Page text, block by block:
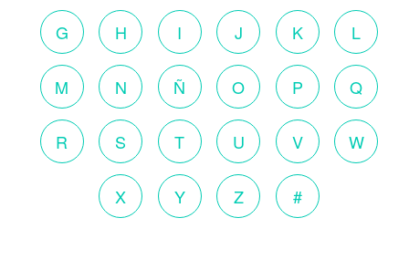
G H I J K L
M N Ñ O P Q
R S T U V W
X Y Z #